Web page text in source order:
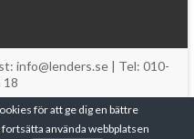
info@lenders.se | Tel: 010-
18
Cookies
Integritetspolicy
för att ge dig en bättre
använda webbplatsen